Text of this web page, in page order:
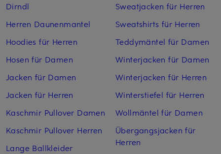
Dirndl
Herren Daunenmantel
Hoodies für Herren
Hosen für Damen
Jacken für Damen
Jacken für Herren
Kaschmir Pullover Damen
Kaschmir Pullover Herren
Lange Ballkleider
Sweatjacken für Herren
Sweatshirts für Herren
Teddymäntel für Damen
Winterjacken für Damen
Winterjacken für Herren
Winterstiefel für Herren
Wollmäntel für Damen
Übergangsjacken für
Herren